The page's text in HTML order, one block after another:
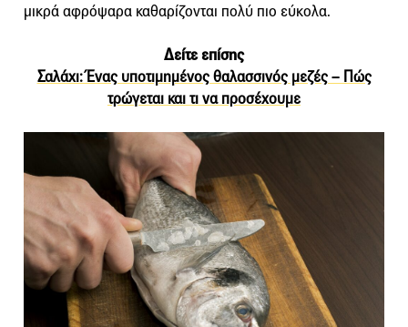
μικρά αφρόψαρα καθαρίζονται πολύ πιο εύκολα.
Δείτε επίσης
Σαλάχι: Ένας υποτιμημένος θαλασσινός μεζές – Πώς
τρώγεται και τι να προσέχουμε